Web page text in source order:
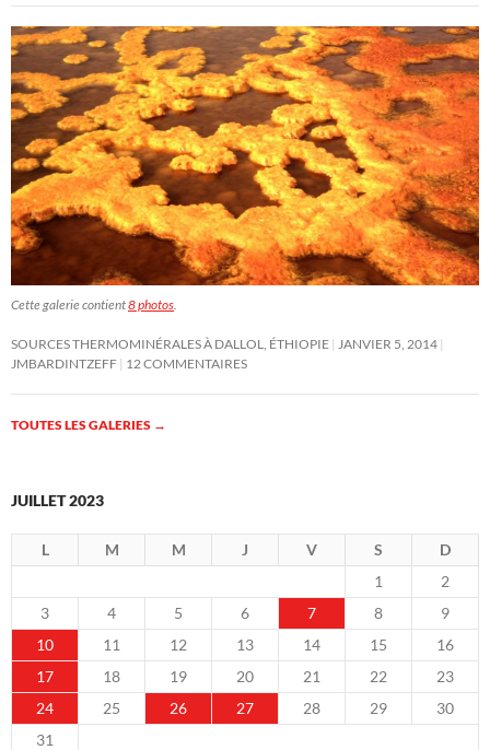
Cette galerie contient8 photos
SOURCES THERMOMINÉRALES À DALLOL, ÉTHIOPIE
JANVIER 5, 2014
JMBARDINTZEFF 12 COMMENTAIRES
TOUTES LES GALERIES →
JUILLET 2023
L M M J V S
D
1
2
3
4 5 6 7 8
9
10
11 12 13 14 15
16
17
18 19 20 21 22
23
24
25 26 27 28 29
30
31